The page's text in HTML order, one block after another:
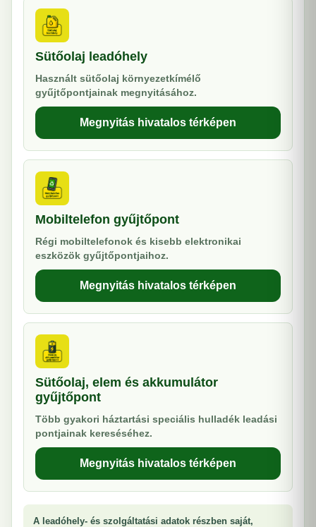
Sütőolaj leadóhely
Használt sütőolaj környezetkímélő
gyűjtőpontjainak megnyitásához.
Megnyitás hivatalos térképen
Mobiltelefon gyűjtőpont
Régi mobiltelefonok és kisebb elektronikai
eszközök gyűjtőpontjaihoz.
Megnyitás hivatalos térképen
Sütőolaj, elem és akkumulátor
gyűjtőpont
Több gyakori háztartási speciális hulladék leadási
pontjainak kereséséhez.
Megnyitás hivatalos térképen
A leadóhely- és szolgáltatási adatok részben saját,